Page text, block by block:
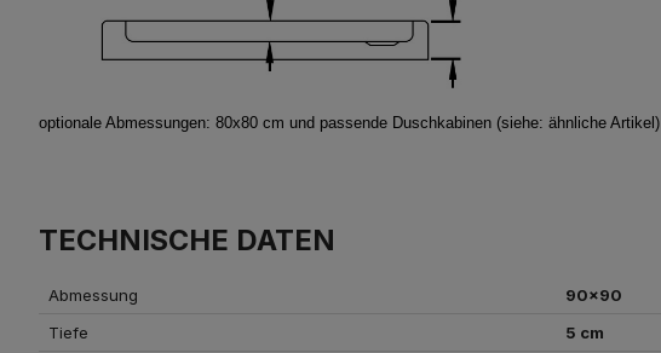
optionale Abmessungen: 80x80 cm und passende Duschkabinen (siehe: ähnliche Artikel)
TECHNISCHE DATEN
Abmessung
90x90
Tiefe
5 cm